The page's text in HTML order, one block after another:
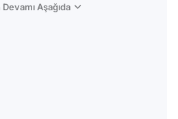
Aşağıda